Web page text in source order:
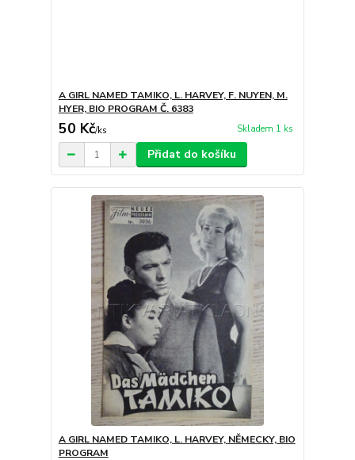
A GIRL NAMED TAMIKO, L. HARVEY, F. NUYEN, M.
HYER, BIO PROGRAM Č. 6383
50 Kč/ks Skladem 1 ks
Přidat do košíku
A GIRL NAMED TAMIKO, L. HARVEY, NĚMECKY, BIO
PROGRAM